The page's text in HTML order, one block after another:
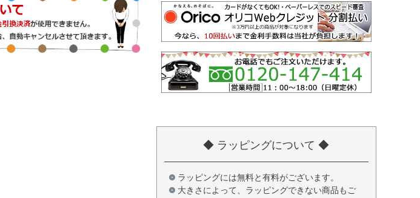
◆ ラッピングについて ◆
ラッピングには無料と有料がございます。
大きさによって、ラッピングできない商品もご